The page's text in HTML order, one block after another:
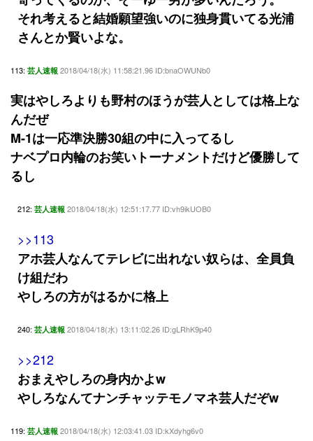
それ考えると結婚願望強いのに独身貫いてる光浦
さんとか賢いよな。
113: 芸人速報 2018/04/18(水) 11:58:21.96 ID:bnaOWUNb0
実はやしろよりも野村のほうが芸人としては格上な
んだぜ
M-1は一応準決勝30組の中に入ってるし
ナベプロ内輪のお笑いトーナメントだけど優勝して
るし
212: 芸人速報 2018/04/18(水) 12:51:17.77 ID:vh9ikUOB0
>>113
アホ芸人なんてテレビに出れない奴らは、全員負
け組だわ
やしろの方がはるかに格上
240: 芸人速報 2018/04/18(水) 13:11:02.26 ID:gLRhK9p40
>>212
おまえやしろの身内かよw
やしろなんてナンチャッテモノマネ芸人だぞw
119: 芸人速報 2018/04/18(水) 12:03:41.03 ID:kXdyhg6v0